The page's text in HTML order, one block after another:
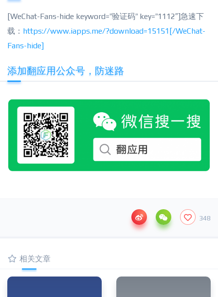
[WeChat-Fans-hide keyword=”验证码” key=”1112″]急速下
载： https://www.iapps.me/?download=15151[/WeChat-
Fans-hide]
添加翻应用公众号，防迷路
348
相关文章